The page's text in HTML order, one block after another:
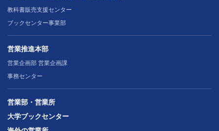
教科書販売支援センター
ブックセンター事業部
営業推進本部
営業企画部 営業企画課
事務センター
営業部・営業所
大学ブックセンター